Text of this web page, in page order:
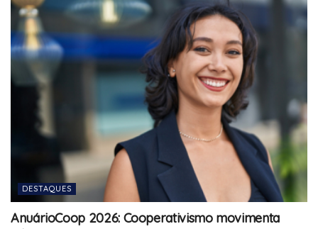
DESTAQUES
AnuárioCoop 2026: Cooperativismo movimenta